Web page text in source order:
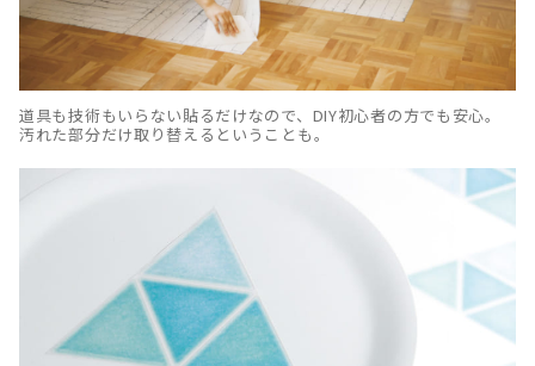
道具も技術もいらない貼るだけなので、DIY初心者の方でも安心。
汚れた部分だけ取り替えるということも。